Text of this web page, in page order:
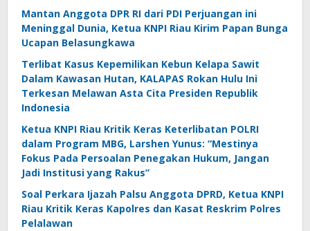
Mantan Anggota DPR RI dari PDI Perjuangan ini
Meninggal Dunia, Ketua KNPI Riau Kirim Papan Bunga
Ucapan Belasungkawa
Terlibat Kasus Kepemilikan Kebun Kelapa Sawit
Dalam Kawasan Hutan, KALAPAS Rokan Hulu Ini
Terkesan Melawan Asta Cita Presiden Republik
Indonesia
Ketua KNPI Riau Kritik Keras Keterlibatan POLRI
dalam Program MBG, Larshen Yunus: “Mestinya
Fokus Pada Persoalan Penegakan Hukum, Jangan
Jadi Institusi yang Rakus”
Soal Perkara Ijazah Palsu Anggota DPRD, Ketua KNPI
Riau Kritik Keras Kapolres dan Kasat Reskrim Polres
Pelalawan